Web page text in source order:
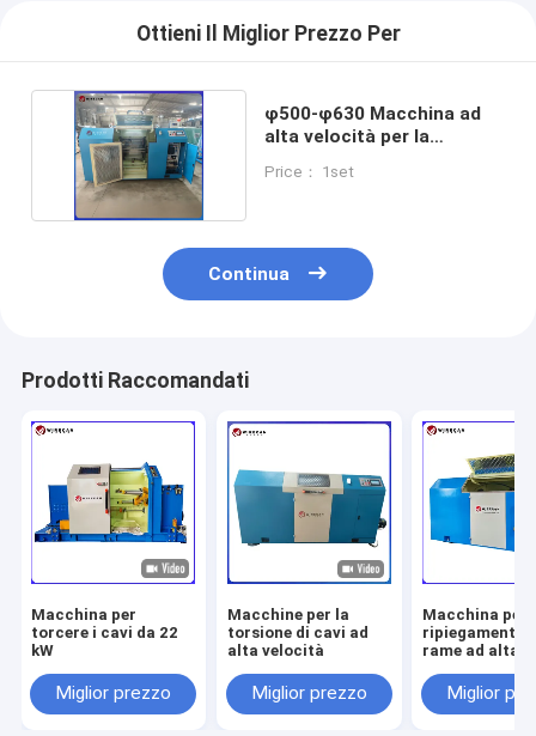
Ottieni Il Miglior Prezzo Per
φ500-φ630 Macchina ad
alta velocità per la
Price： 1set
Continua
Prodotti Raccomandati
Macchina per
torcere i cavi da 22
kW
Miglior prezzo
Macchine per la
torsione di cavi ad
alta velocità
Miglior prezzo
Macchina per
ripiegamento
rame ad alta
Miglior